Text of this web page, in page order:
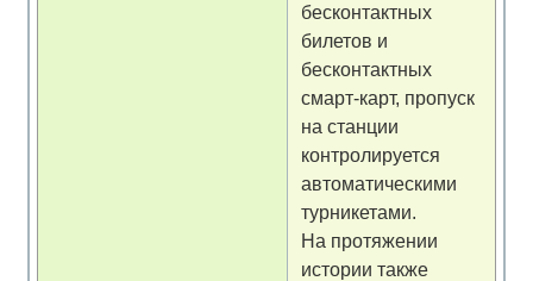
бесконтактных
билетов и
бесконтактных
смарт-карт, пропуск
на станции
контролируется
автоматическими
турникетами.
На протяжении
истории также